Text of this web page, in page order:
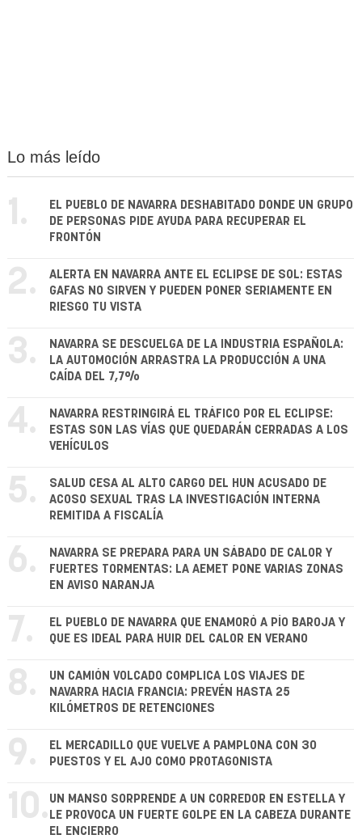
Lo más leído
1.
EL PUEBLO DE NAVARRA DESHABITADO DONDE UN GRUPO
DE PERSONAS PIDE AYUDA PARA RECUPERAR EL
FRONTÓN
2.
ALERTA EN NAVARRA ANTE EL ECLIPSE DE SOL: ESTAS
GAFAS NO SIRVEN Y PUEDEN PONER SERIAMENTE EN
RIESGO TU VISTA
3.
NAVARRA SE DESCUELGA DE LA INDUSTRIA ESPAÑOLA:
LA AUTOMOCIÓN ARRASTRA LA PRODUCCIÓN A UNA
CAÍDA DEL 7,7%
4.
NAVARRA RESTRINGIRÁ EL TRÁFICO POR EL ECLIPSE:
ESTAS SON LAS VÍAS QUE QUEDARÁN CERRADAS A LOS
VEHÍCULOS
5.
SALUD CESA AL ALTO CARGO DEL HUN ACUSADO DE
ACOSO SEXUAL TRAS LA INVESTIGACIÓN INTERNA
REMITIDA A FISCALÍA
6.
NAVARRA SE PREPARA PARA UN SÁBADO DE CALOR Y
FUERTES TORMENTAS: LA AEMET PONE VARIAS ZONAS
EN AVISO NARANJA
7.
EL PUEBLO DE NAVARRA QUE ENAMORÓ A PÍO BAROJA Y
QUE ES IDEAL PARA HUIR DEL CALOR EN VERANO
8.
UN CAMIÓN VOLCADO COMPLICA LOS VIAJES DE
NAVARRA HACIA FRANCIA: PREVÉN HASTA 25
KILÓMETROS DE RETENCIONES
9.
EL MERCADILLO QUE VUELVE A PAMPLONA CON 30
PUESTOS Y EL AJO COMO PROTAGONISTA
10. UN MANSO SORPRENDE A UN CORREDOR EN ESTELLA Y
LE PROVOCA UN FUERTE GOLPE EN LA CABEZA DURANTE
EL ENCIERRO